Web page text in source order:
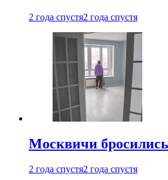
2 года спустя2 года спустя
Москвичи
2 года спустя2 года спустя